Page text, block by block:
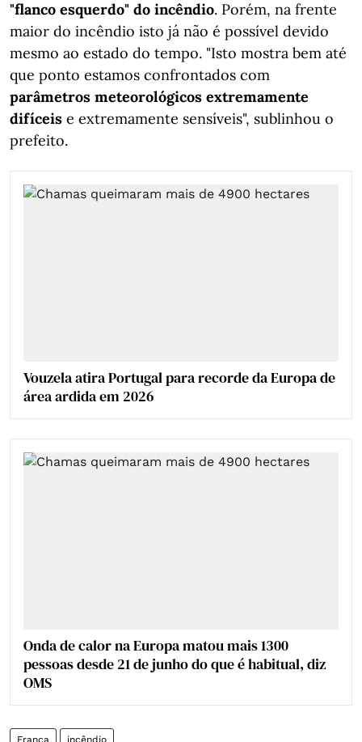
"flanco esquerdo" do incêndio. Porém, na frente
maior do incêndio isto já não é possível devido
mesmo ao estado do tempo. "Isto mostra bem até
que ponto estamos confrontados com
parâmetros meteorológicos extremamente
difíceis e extremamente sensíveis", sublinhou o
prefeito.
Vouzela atira Portugal para recorde da Europa de
área ardida em 2026
Onda de calor na Europa matou mais 1300
pessoas desde 21 de junho do que é habitual, diz
OMS